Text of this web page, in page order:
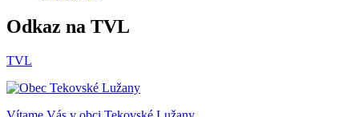
Odkaz na TVL
TVL